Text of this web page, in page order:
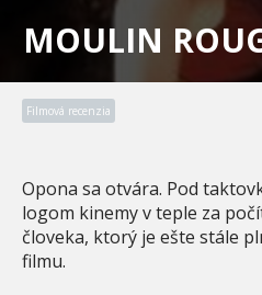
MOULIN
Filmová recenzia
Opona sa otvára. Pod
logom kinemy v teple za
človeka, ktorý je ešte stále
filmu.